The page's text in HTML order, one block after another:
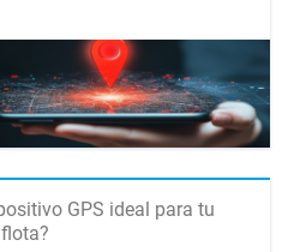
GPS ideal para tu
flota?